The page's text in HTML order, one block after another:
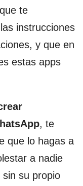
te
instrucciones
y que en
estas apps
, te
que lo hagas a
a nadie
sin su propio